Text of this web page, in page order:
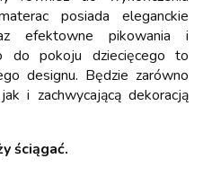
posiada eleganckie
efektowne pikowania i
do pokoju dziecięcego to
designu. Będzie zarówno
i zachwycającą dekoracją
ściągać.